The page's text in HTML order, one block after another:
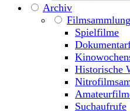
Archiv
Spielfilme
Historische
Suchaufrufe